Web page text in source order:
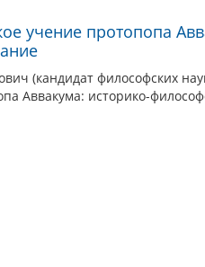
учение протопопа
(кандидат философских
Аввакума: историко-